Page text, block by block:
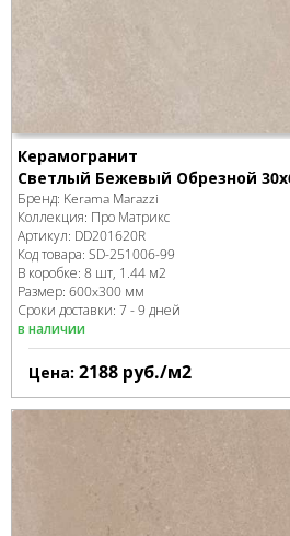
Керамогранит
Светлый Бежевый Обрезной
Бренд: Kerama Marazzi
Коллекция: Про Матрикс
Артикул: DD201620R
Код товара: SD-251006-99
В коробке: 8 шт, 1.44 м2
Размер: 600x300 мм
Сроки доставки: 7 - 9 дней
в наличии
Цена: 2188 руб./м2